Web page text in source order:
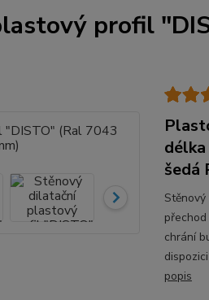
profil
šedá
chrání
popis